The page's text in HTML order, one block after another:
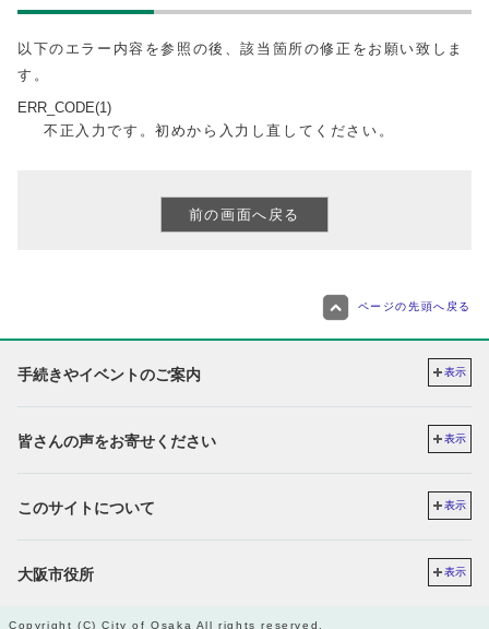
以下のエラー内容を参照の後、該当箇所の修正をお願い致しま
す。
ERR_CODE(1)
不正入力です。初めから入力し直してください。
ページの先頭へ戻る
手続きやイベントのご案内 表示
皆さんの声をお寄せください 表示
このサイトについて 表示
大阪市役所 表示
Copyright (C) City of Osaka All rights reserved.